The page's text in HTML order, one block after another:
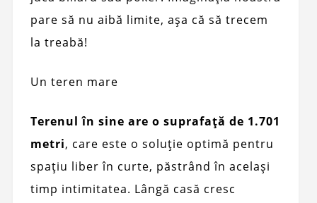
pare să nu aibă limite, așa că să trecem
la treabă!
Un teren mare
Terenul în sine are o suprafață de 1.701
metri, care este o soluție optimă pentru
spațiu liber în curte, păstrând în același
timp intimitatea. Lângă casă cresc